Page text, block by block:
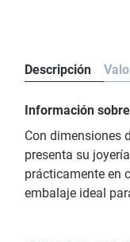
Descripción
Información
Con dimensiones
presenta su
prácticamente en
embalaje ideal